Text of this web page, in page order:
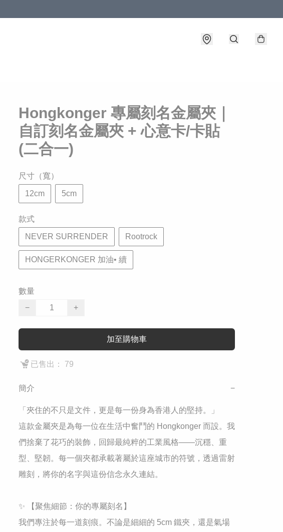
Hongkonger 專屬刻名金屬夾｜
自訂刻名金屬夾 + 心意卡/卡貼
(二合一)
尺寸（寬）
12cm 5cm
款式
NEVER SURRENDER Rootrock
HONGERKONGER 加油• 續
數量
−
+
加至購物車
已售出： 79
簡介 −
​「夾住的不只是文件，更是每一份身為香港人的堅持。」
​這款金屬夾是為每一位在生活中奮鬥的 Hongkonger 而設。我
們捨棄了花巧的裝飾，回歸最純粹的工業風格——沉穩、重
型、堅韌。每一個夾都承載著屬於這座城市的符號，透過雷射
雕刻，將你的名字與這份信念永久連結。
​✨ 【聚焦細節：你的專屬刻名】
我們專注於每一道刻痕。不論是細細的 5cm 鐵夾，還是氣場